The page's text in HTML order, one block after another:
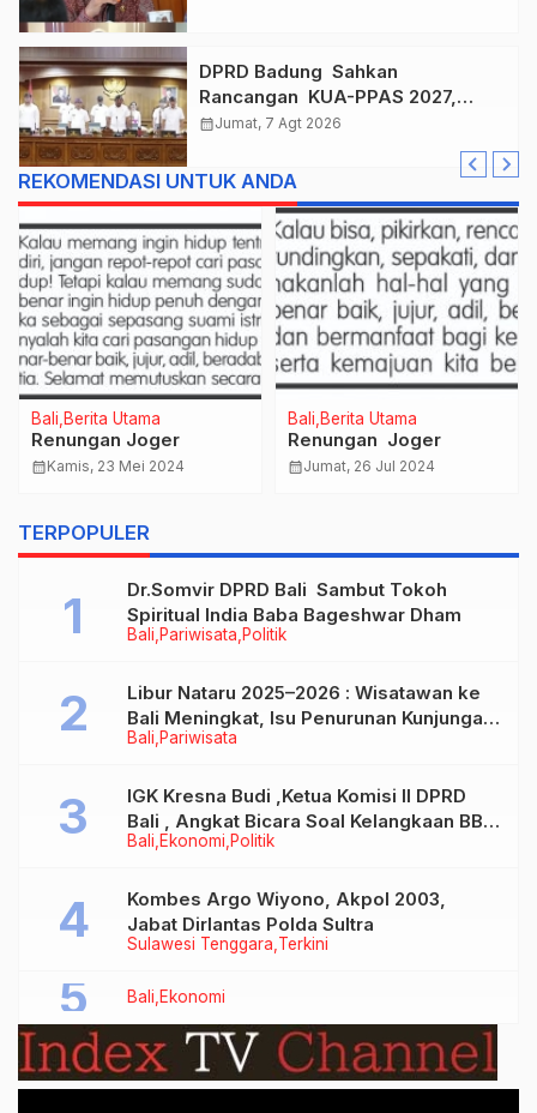
DPRD Badung Sahkan
Rancangan KUA-PPAS 2027,
Anggaran Tembus Lebih Dari
calendar_monthJumat, 7 Agt 2026
REKOMENDASI UNTUK ANDA
Bali Berita Utama
Renungan Joger
calendar_monthKamis, 23 Mei 2024
Bali Berita Utama
Renungan Joger
calendar_monthJumat, 26 Jul 2024
TERPOPULER
Bali Pariwisata Politik
Dr.Somvir DPRD Bali Sambut Tokoh
Spiritual India Baba Bageshwar Dham
Bali Pariwisata
Libur Nataru 2025–2026 : Wisatawan ke
Bali Meningkat, Isu Penurunan Kunjungan
Tidak Benar
Bali Ekonomi Politik
IGK Kresna Budi ,Ketua Komisi II DPRD
Bali , Angkat Bicara Soal Kelangkaan BBM
Bersubsidi Jenis Solar
Sulawesi Tenggara Terkini
Kombes Argo Wiyono, Akpol 2003,
Jabat Dirlantas Polda Sultra
Bali Ekonomi